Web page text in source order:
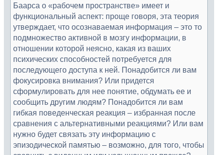
Баарса о «рабочем пространстве» имеет и
функциональный аспект: проще говоря, эта теория
утверждает, что осознаваемая информация – это то
подмножество активной в мозгу информации, в
отношении которой неясно, какая из ваших
психических способностей потребуется для
последующего доступа к ней. Понадобится ли вам
фокусировка внимания? Или придется
сформулировать для нее понятие, обдумать ее и
сообщить другим людям? Понадобится ли вам
гибкая поведенческая реакция – избранная после
сравнения с альтернативными реакциями? Или вам
нужно будет связать эту информацию с
эпизодической памятью – возможно, для того, чтобы